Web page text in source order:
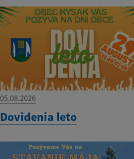
05.08.2026
Dovidenia leto